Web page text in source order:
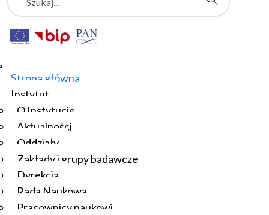
Strona główna
Instytut
O Instytucie
Aktualności
Oddziały
Zakłady i grupy badawcze
Dyrekcja
Rada Naukowa
Pracownicy naukowi